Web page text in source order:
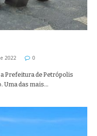
2022 0
Prefeitura de Petrópolis
Uma das mais…